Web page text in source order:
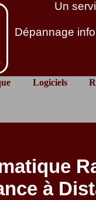
Un
Dépannage
Logiciels
à